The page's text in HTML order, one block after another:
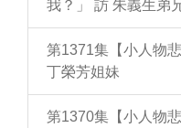
我？」 訪 朱義生弟
第1371集【小人物
丁榮芳姐妹
第1370集【小人物